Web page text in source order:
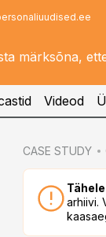
Videod
CASE STUDY
arhiivi.